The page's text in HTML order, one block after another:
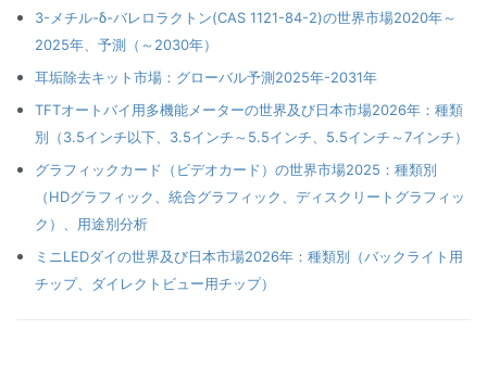
3-メチル-δ-バレロラクトン(CAS 1121-84-2)の世界市場2020年～
2025年、予測（～2030年）
耳垢除去キット市場：グローバル予測2025年-2031年
TFTオートバイ用多機能メーターの世界及び日本市場2026年：種類
別（3.5インチ以下、3.5インチ～5.5インチ、5.5インチ～7インチ）
グラフィックカード（ビデオカード）の世界市場2025：種類別
（HDグラフィック、統合グラフィック、ディスクリートグラフィッ
ク）、用途別分析
ミニLEDダイの世界及び日本市場2026年：種類別（バックライト用
チップ、ダイレクトビュー用チップ）